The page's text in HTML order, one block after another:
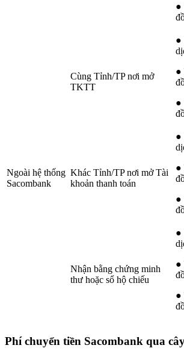
●
Ngoài hệ thống
Sacombank
Cùng Tỉnh/TP nơi mở
TKTT
●
●
●
Khác Tỉnh/TP nơi mở Tài
khoản thanh toán
●
●
●
Nhận bằng chứng minh
thư hoặc sổ hộ chiếu
●
●
●
Phí chuyển tiền Sacombank qua